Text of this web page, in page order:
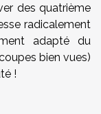
des quatrième
radicalement
adapté du
bien vues)
!